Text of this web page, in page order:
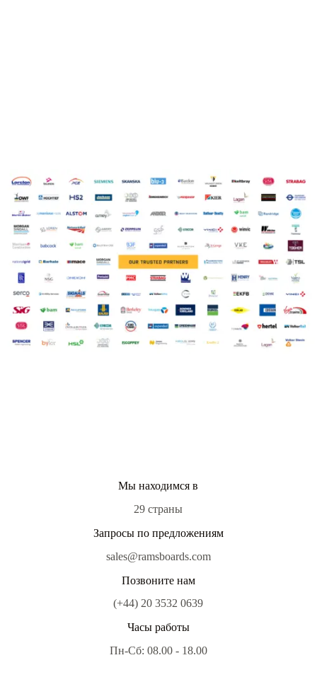
Мы находимся в
29 страны
Запросы по предложениям
sales@ramsboards.com
Позвоните нам
(+44) 20 3532 0639
Часы работы
Пн-Сб: 08.00 - 18.00